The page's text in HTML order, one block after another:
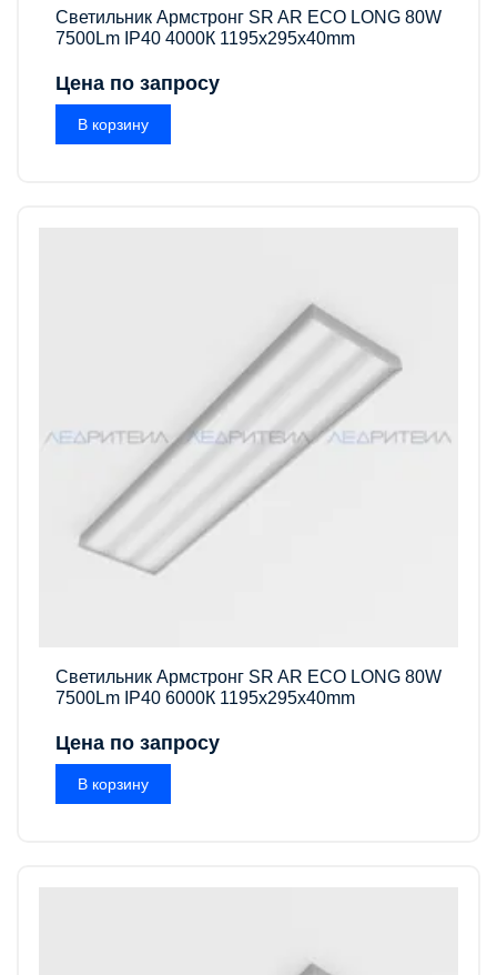
Светильник Армстронг SR AR ECO LONG 80W
7500Lm IP40 4000К 1195x295x40mm
Цена по запросу
В корзину
Светильник Армстронг SR AR ECO LONG 80W
7500Lm IP40 6000К 1195x295x40mm
Цена по запросу
В корзину